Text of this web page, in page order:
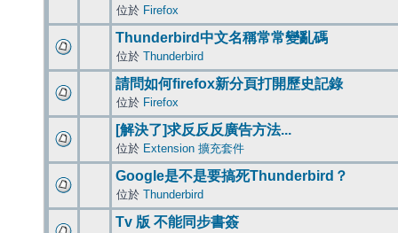
位於 Firefox
Thunderbird中文名稱常常變亂碼
位於 Thunderbird
請問如何firefox新分頁打開歷史記錄
位於 Firefox
[解決了]求反反反廣告方法...
位於 Extension 擴充套件
Google是不是要搞死Thunderbird？
位於 Thunderbird
Tv 版 不能同步書簽